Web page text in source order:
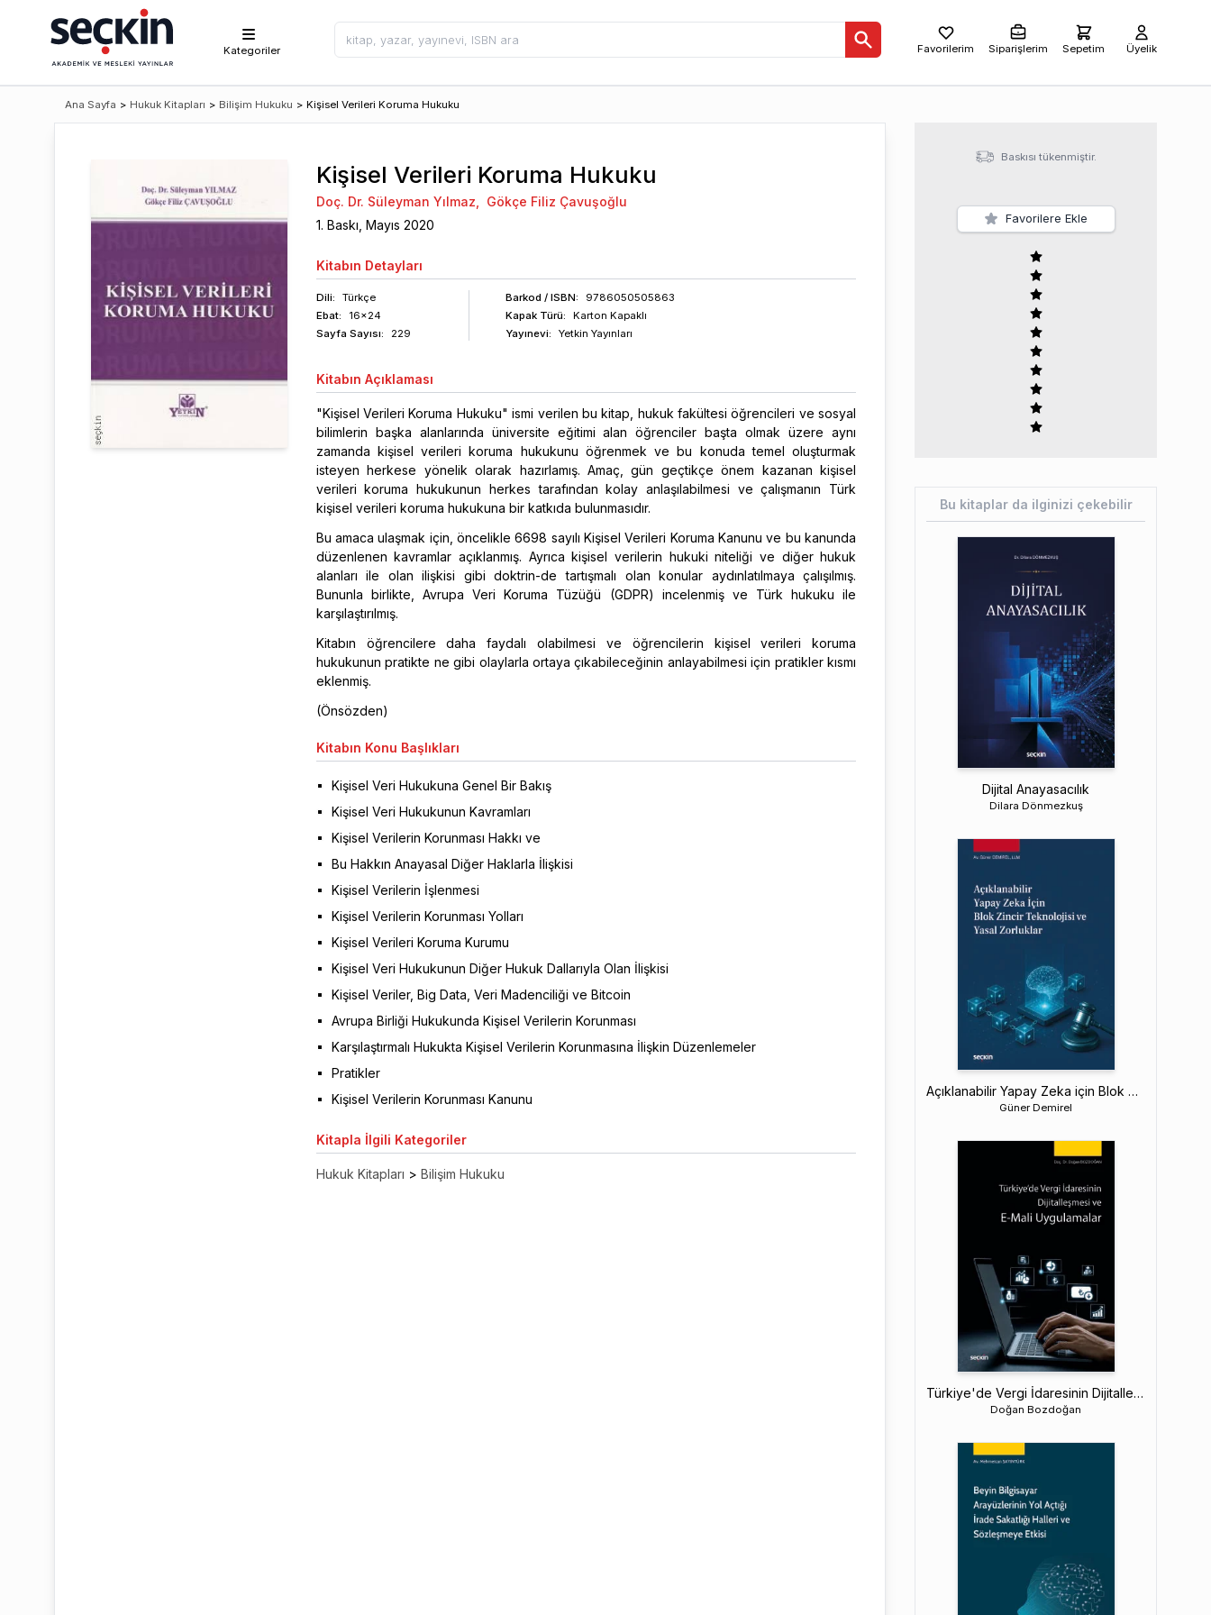
Kategoriler Favorilerim Siparişlerim Sepetim Üyelik
Ana Sayfa > Hukuk Kitapları > Bilişim Hukuku > Kişisel Verileri Koruma Hukuku
Kişisel Verileri Koruma Hukuku
Doç. Dr. Süleyman Yılmaz
Gökçe Filiz Çavuşoğlu
1. Baskı, Mayıs 2020
Kitabın Detayları
Dili:
Türkçe
Ebat:
16x24
Sayfa Sayısı: 229
Barkod / ISBN:
9786050505863
Kapak Türü:
Karton Kapaklı
Yayınevi:
Yetkin Yayınları
Kitabın Açıklaması
"Kişisel Verileri Koruma Hukuku" ismi verilen bu kitap, hukuk fakültesi öğrencileri ve sosyal
bilimlerin başka alanlarında üniversite eğitimi alan öğrenciler başta olmak üzere aynı
zamanda kişisel verileri koruma hukukunu öğrenmek ve bu konuda temel oluşturmak
isteyen herkese yönelik olarak hazırlamış. Amaç, gün geçtikçe önem kazanan kişisel
verileri koruma hukukunun herkes tarafından kolay anlaşılabilmesi ve çalışmanın Türk
kişisel verileri koruma hukukuna bir katkıda bulunmasıdır.
Bu amaca ulaşmak için, öncelikle 6698 sayılı Kişisel Verileri Koruma Kanunu ve bu kanunda
düzenlenen kavramlar açıklanmış. Ayrıca kişisel verilerin hukuki niteliği ve diğer hukuk
alanları ile olan ilişkisi gibi doktrin-de tartışmalı olan konular aydınlatılmaya çalışılmış.
Bununla birlikte, Avrupa Veri Koruma Tüzüğü (GDPR) incelenmiş ve Türk hukuku ile
karşılaştırılmış.
Kitabın öğrencilere daha faydalı olabilmesi ve öğrencilerin kişisel verileri koruma
hukukunun pratikte ne gibi olaylarla ortaya çıkabileceğinin anlayabilmesi için pratikler kısmı
eklenmiş.
(Önsözden)
Kitabın Konu Başlıkları
Kişisel Veri Hukukuna Genel Bir Bakış
Kişisel Veri Hukukunun Kavramları
Kişisel Verilerin Korunması Hakkı ve
Bu Hakkın Anayasal Diğer Haklarla İlişkisi
Kişisel Verilerin İşlenmesi
Kişisel Verilerin Korunması Yolları
Kişisel Verileri Koruma Kurumu
Kişisel Veri Hukukunun Diğer Hukuk Dallarıyla Olan İlişkisi
Kişisel Veriler, Big Data, Veri Madenciliği ve Bitcoin
Avrupa Birliği Hukukunda Kişisel Verilerin Korunması
Karşılaştırmalı Hukukta Kişisel Verilerin Korunmasına İlişkin Düzenlemeler
Pratikler
Kişisel Verilerin Korunması Kanunu
Kitapla İlgili Kategoriler
Hukuk Kitapları > Bilişim Hukuku
Baskısı tükenmiştir.
Favorilere Ekle
Bu kitaplar da ilginizi çekebilir
Dijital Anayasacılık
Dilara Dönmezkuş
Açıklanabilir Yapay Zeka için Blok Zincir Teknolojisi ve Yasal Zorluklar
Güner Demirel
Türkiye'de Vergi İdaresinin Dijitalleşmesi ve E–Mali Uygulamalar
Doğan Bozdoğan